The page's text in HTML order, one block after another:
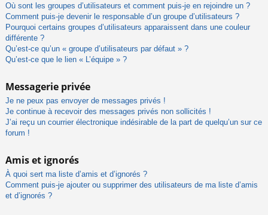
Où sont les groupes d’utilisateurs et comment puis-je en rejoindre un ?
Comment puis-je devenir le responsable d’un groupe d’utilisateurs ?
Pourquoi certains groupes d’utilisateurs apparaissent dans une couleur
différente ?
Qu’est-ce qu’un « groupe d’utilisateurs par défaut » ?
Qu’est-ce que le lien « L’équipe » ?
Messagerie privée
Je ne peux pas envoyer de messages privés !
Je continue à recevoir des messages privés non sollicités !
J’ai reçu un courrier électronique indésirable de la part de quelqu’un sur ce
forum !
Amis et ignorés
À quoi sert ma liste d’amis et d’ignorés ?
Comment puis-je ajouter ou supprimer des utilisateurs de ma liste d’amis
et d’ignorés ?